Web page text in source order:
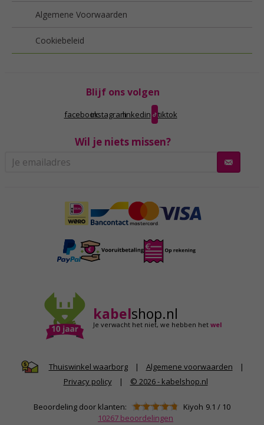
Algemene Voorwaarden
Cookiebeleid
Blijf ons volgen
facebookinstagramlinkedin tiktok
Wil je niets missen?
kabelshop.nl
Je verwacht het niet,we hebben hetwel
Thuiswinkel waarborg | Algemene voorwaarden
|
Privacy policy
| © 2026 - kabelshop.nl
Beoordeling door klanten: Kiyoh 9.1 / 10
10267 beoordelingen